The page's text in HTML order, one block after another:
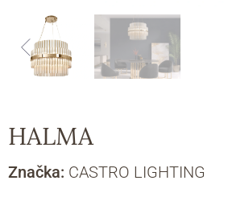
HALMA
Značka: CASTRO LIGHTING